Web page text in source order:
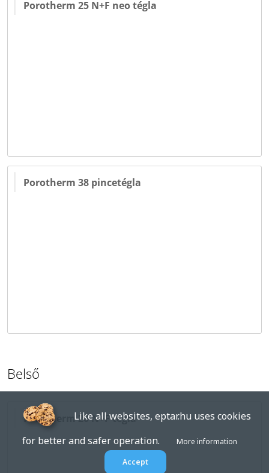
Porotherm 25 N+F neo tégla
Porotherm 38 pincetégla
Belső
Porotherm 20 N+F tégla
Like all websites, eptar.hu uses cookies
for better and safer operation.
More information
Accept